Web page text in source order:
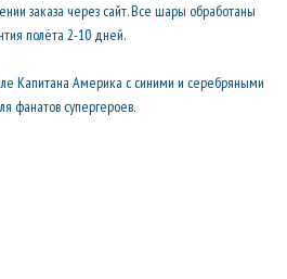
заказа через сайт. Все шары обработаны
полёта 2-10 дней.
Капитана Америка с синими и серебряными
фанатов супергероев.